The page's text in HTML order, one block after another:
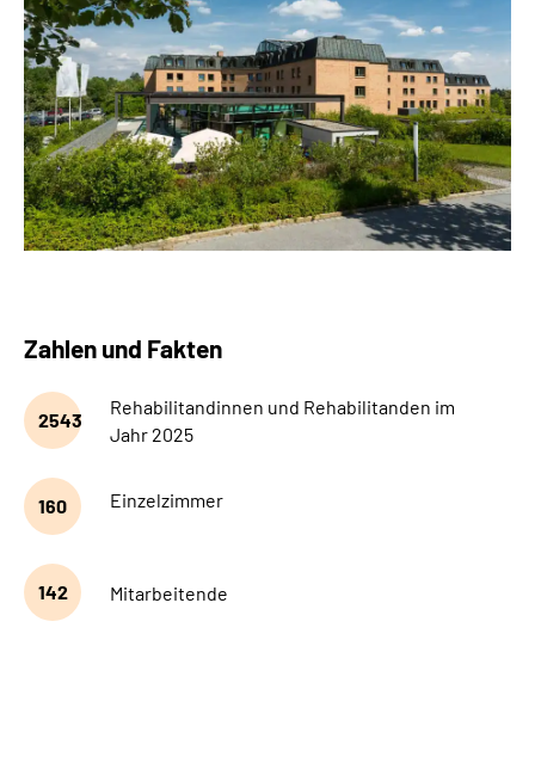
Zahlen und Fakten
2543
Rehabilitandinnen und Rehabilitanden im
Jahr 2025
160 Einzelzimmer
142 Mitarbeitende